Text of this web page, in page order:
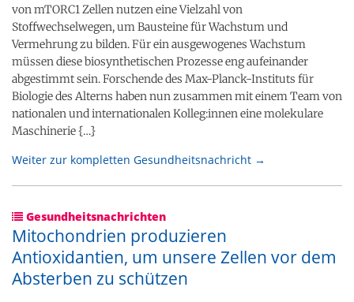
von mTORC1 Zellen nutzen eine Vielzahl von
Stoffwechselwegen, um Bausteine für Wachstum und
Vermehrung zu bilden. Für ein ausgewogenes Wachstum
müssen diese biosynthetischen Prozesse eng aufeinander
abgestimmt sein. Forschende des Max-Planck-Instituts für
Biologie des Alterns haben nun zusammen mit einem Team von
nationalen und internationalen Kolleg:innen eine molekulare
Maschinerie {…}
Weiter zur kompletten Gesundheitsnachricht →
Gesundheitsnachrichten
Mitochondrien produzieren
Antioxidantien, um unsere Zellen vor dem
Absterben zu schützen